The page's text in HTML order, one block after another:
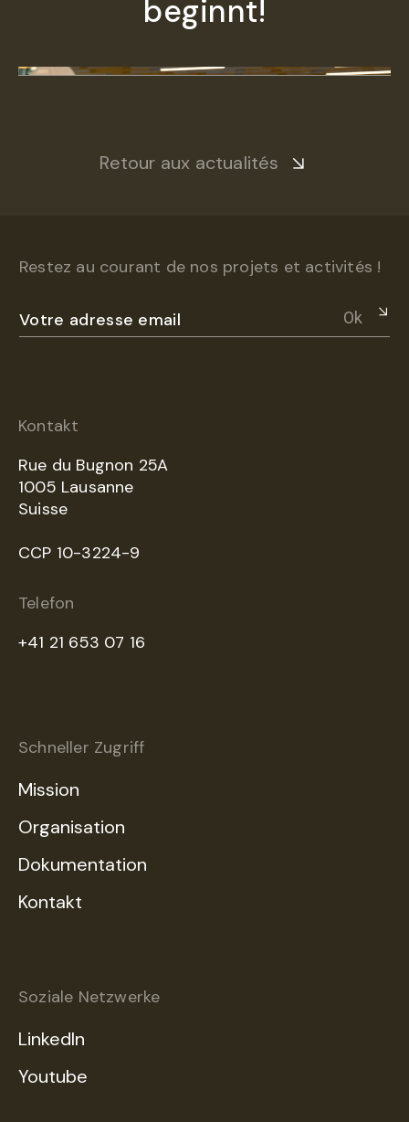
beginnt!
Retour aux actualités
Restez au courant de nos projets et activités !
Ok
Kontakt
Rue du Bugnon 25A
1005 Lausanne
Suisse
CCP 10-3224-9
Telefon
+41 21 653 07 16
Schneller Zugriff
Mission
Organisation
Dokumentation
Kontakt
Soziale Netzwerke
LinkedIn
Youtube